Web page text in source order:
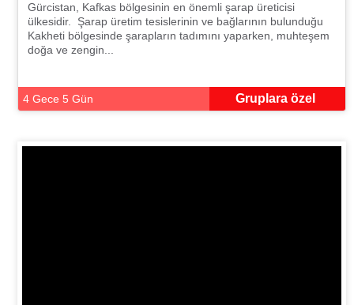
Gürcistan, Kafkas bölgesinin en önemli şarap üreticisi
ülkesidir. Şarap üretim tesislerinin ve bağlarının bulunduğu
Kakheti bölgesinde şarapların tadımını yaparken, muhteşem
doğa ve zengin...
4 Gece 5 Gün Gruplara özel